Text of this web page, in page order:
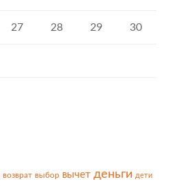
27 28 29 30
возврат выбор вычет деньги дети